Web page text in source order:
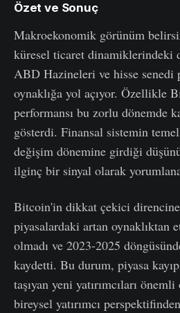
Özet ve Sonuç
Makroekonomik görünüm
küresel ticaret dinamiklerindeki
ABD Hazineleri ve hisse senedi
oynaklığa yol açıyor. Özellikle
performansı bu zorlu dönemde
gösterdi. Finansal sistemin
değişim dönemine girdiği
ilginç bir sinyal olarak
Bitcoin'in dikkat çekici
piyasalardaki artan oynaklıktan
olmadı ve 2023-2025
kaydetti. Bu durum, piyasa
taşıyan yeni yatırımcıları
bireysel yatırımcı